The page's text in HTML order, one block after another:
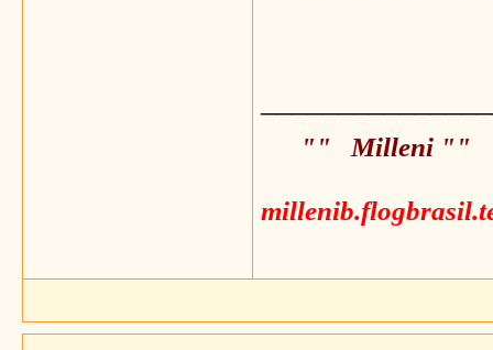
"" Milleni ""